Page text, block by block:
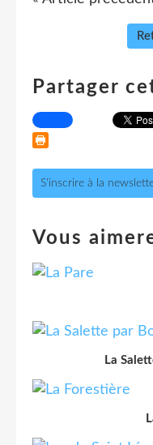
Partager
S'inscrire à la
Vous
La